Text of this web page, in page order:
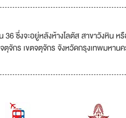
ซึ่งจะอยู่หลังห้างโลตัส สาขาวังหิน ห
จักร เขตจตุจักร จังหวัดกรุงเทพมหาน